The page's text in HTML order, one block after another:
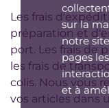
sur la
notre
pages
et à
Les frais
préparation et
port. Les frais de
les frais de
colis. Nous vous
vos articles dans